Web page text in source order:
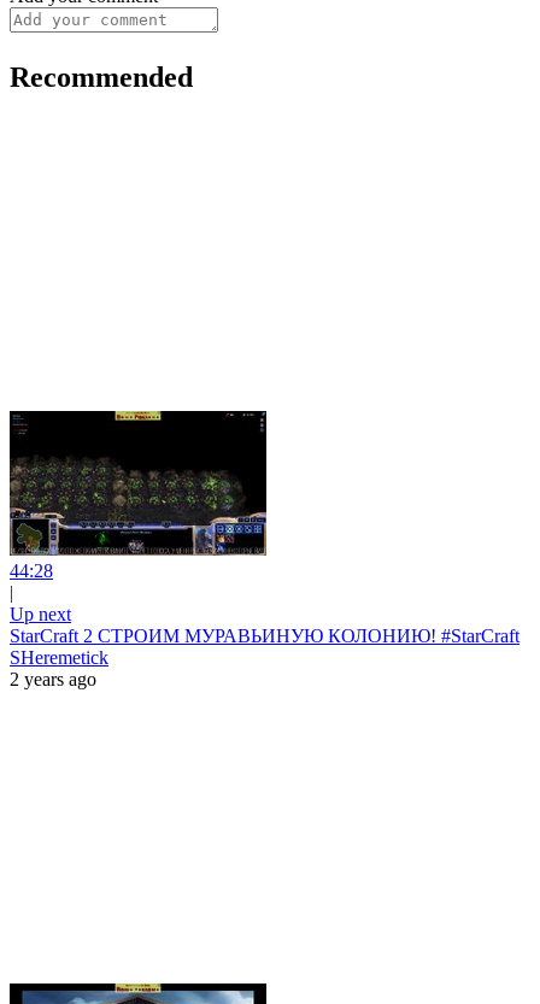
Recommended
44:28
|
Up next
StarCraft 2 СТРОИМ МУРАВЬИНУЮ КОЛОНИЮ! #StarCraft
SHeremetick
2 years ago